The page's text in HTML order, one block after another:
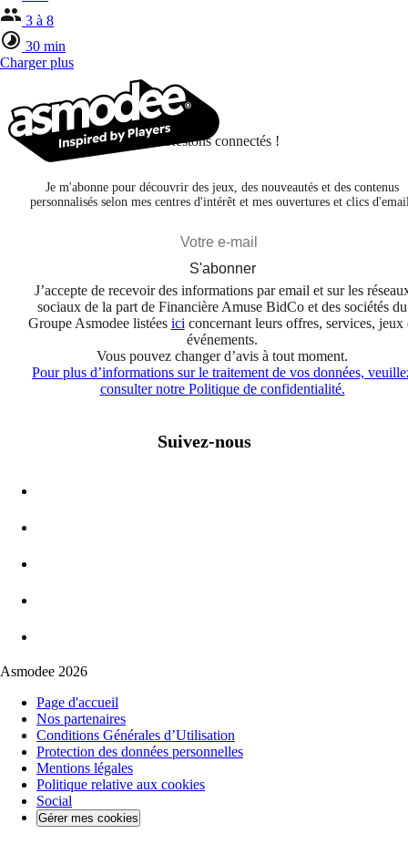
3 à 8
30 min
Charger plus
Restons connectés !
Je m'abonne pour découvrir des jeux, des nouveautés et des contenus
personnalisés selon mes centres d'intérêt et mes ouvertures et clics
S'abonner
J’accepte de recevoir des informations par email et sur les
sociaux de la part de Financière Amuse BidCo et des sociétés du
Groupe Asmodee listées ici concernant leurs offres, services, jeux
événements.
Vous pouvez changer d’avis à tout moment.
Pour plus d’informations sur le traitement de vos données,
consulter notre Politique de confidentialité.
Suivez-nous
Asmodee 2026
Page d'accueil
Nos partenaires
Conditions Générales d’Utilisation
Protection des données personnelles
Mentions légales
Politique relative aux cookies
Social
Gérer mes cookies